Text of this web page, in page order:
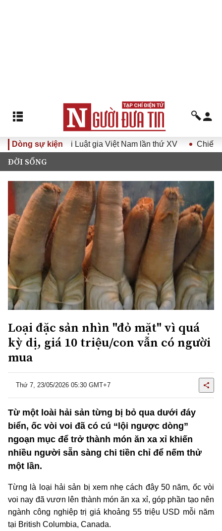
Dòng sự kiện
Hội Luật gia Việt Nam lần thứ XV Chiến dịch 500
ĐỜI SỐNG
Loại đặc sản nhìn "đỏ mặt" vì quá
kỳ dị, giá 10 triệu/con vẫn có người
mua
Thứ 7, 23/05/2026 05:30 GMT+7
Từ một loài hải sản từng bị bỏ qua dưới đáy
biển, ốc vòi voi đã có cú “lội ngược dòng”
ngoạn mục để trở thành món ăn xa xỉ khiến
nhiều người sẵn sàng chi tiền chỉ để nếm thử
một lần.
Từng là loại hải sản bị xem nhẹ cách đây 50 năm, ốc vòi
voi nay đã vươn lên thành món ăn xa xỉ, góp phần tạo nên
ngành công nghiệp trị giá khoảng 55 triệu USD mỗi năm
tại British Columbia, Canada.